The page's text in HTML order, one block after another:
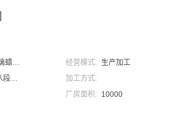
酱菜瓶;蜂蜜瓶;玻璃储物罐;玻璃蜡烛杯;玻璃酒瓶;玻璃保鲜碗;玻璃花瓶;膏霜瓶;精油瓶、香水瓶;饮料瓶、玻璃水杯
铜山县 中国 江苏 徐州 铜山县 八段工业园
经营模式:
生产加工
加工方式:
厂房面积:
10000